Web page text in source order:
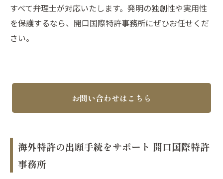
すべて弁理士が対応いたします。発明の独創性や実用性
を保護するなら、開口国際特許事務所にぜひお任せくだ
さい。
お問い合わせはこちら
海外特許の出願手続をサポート 開口国際特許
事務所